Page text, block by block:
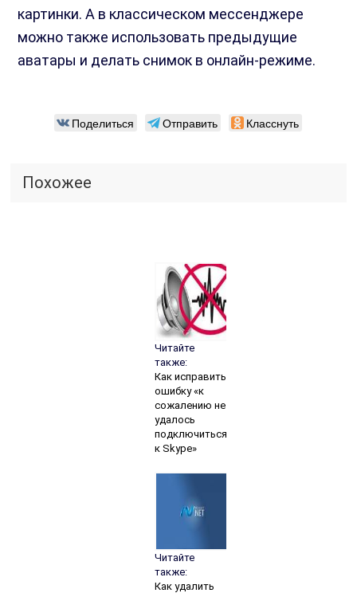
картинки. А в классическом мессенджере
можно также использовать предыдущие
аватары и делать снимок в онлайн-режиме.
Поделиться Отправить Класснуть
Похожее
Читайте
также:
Как исправить
ошибку «к
сожалению не
удалось
подключиться
к Skype»
Читайте
также:
Как удалить